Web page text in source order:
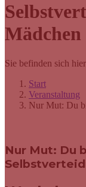
Mädchen
Sie befinden sich
Start
Veranstaltung
Nur Mut: Du
Nur Mut: Du